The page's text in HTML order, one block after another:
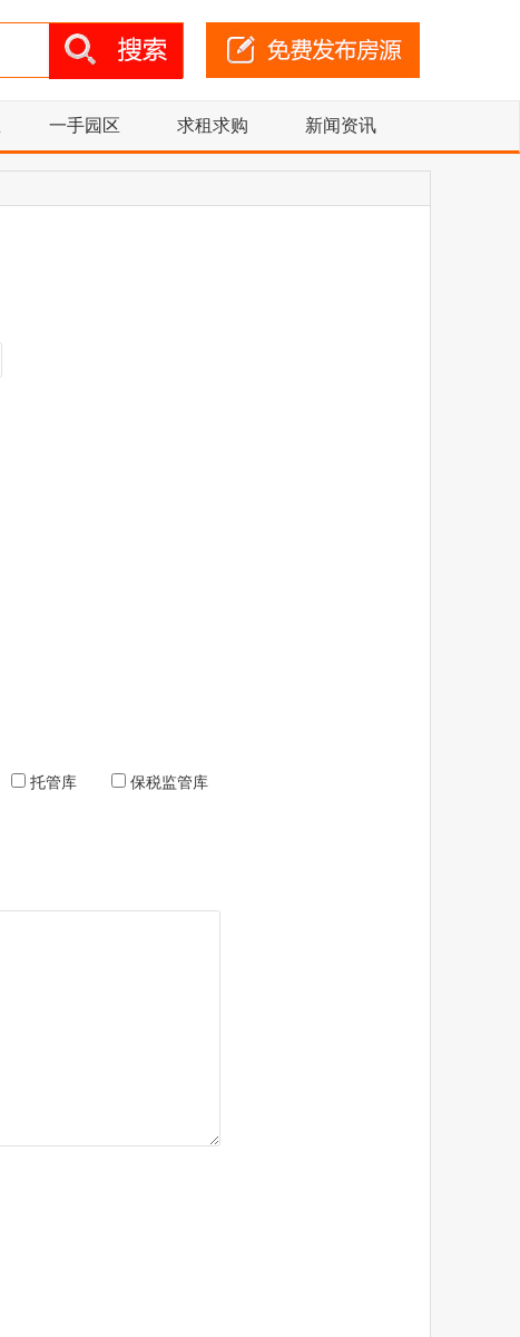
一手园区 求租求购 新闻资讯
托管库
保税监管库